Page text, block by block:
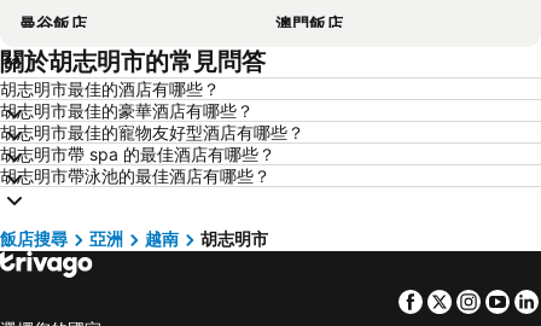
曼谷飯店
澳門飯店
香港飯店
羅東市飯店
板橋區飯店
名古屋飯店
京都飯店
北投飯店
西屯區飯店
嘉義飯店
桃園地區飯店
關於胡志明市的常見問答
胡志明市最佳的酒店有哪些？
胡志明市最佳的豪華酒店有哪些？
胡志明市最佳的寵物友好型酒店有哪些？
胡志明市帶 spa 的最佳酒店有哪些？
胡志明市帶泳池的最佳酒店有哪些？
飯店搜尋 亞洲 越南 胡志明市
Facebook
Twitter